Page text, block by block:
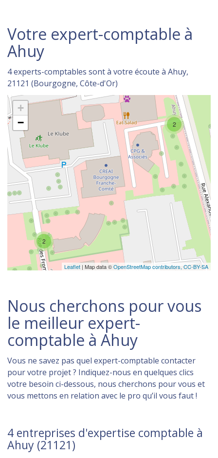
Votre expert-comptable à
Ahuy
4 experts-comptables sont à votre écoute à Ahuy,
21121 (Bourgogne, Côte-d'Or)
2
2
+
−
Leaflet | Map data ©OpenStreetMap contributors, CC-BY-SA
Nous cherchons pour vous
le meilleur expert-
comptable à Ahuy
Vous ne savez pas quel expert-comptable contacter
pour votre projet ? Indiquez-nous en quelques clics
votre besoin ci-dessous, nous cherchons pour vous et
vous mettons en relation avec le pro qu’il vous faut !
4 entreprises d'expertise comptable à
Ahuy (21121)